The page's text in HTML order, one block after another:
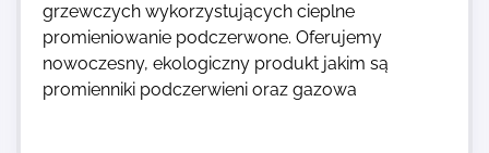
grzewczych wykorzystujących cieplne
promieniowanie podczerwone. Oferujemy
nowoczesny, ekologiczny produkt jakim są
promienniki podczerwieni oraz gazowa